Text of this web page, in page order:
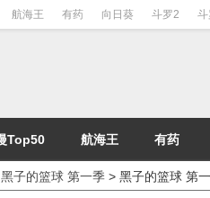
航海王 有药 向日葵 斗罗2 斗
Top50 航海王 有药
黑子的篮球 第一季 > 黑子的篮球 第